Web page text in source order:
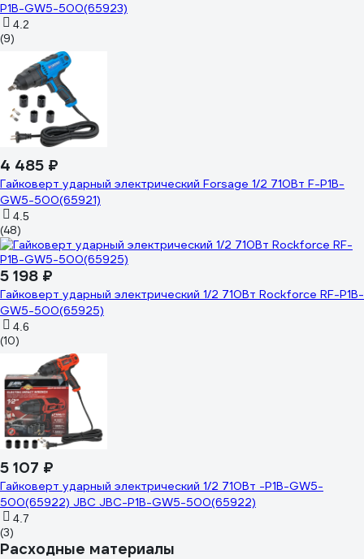
P1B-GW5-500(65923)
4.2
(9)
4 485 ₽
Гайковерт ударный электрический Forsage 1/2 710Вт F-P1B-
GW5-500(65921)
4.5
(48)
5 198 ₽
Гайковерт ударный электрический 1/2 710Вт Rockforce RF-P1B-
GW5-500(65925)
4.6
(10)
5 107 ₽
Гайковерт ударный электрический 1/2 710Вт -P1B-GW5-
500(65922) JBC JBC-P1B-GW5-500(65922)
4.7
(3)
Расходные материалы